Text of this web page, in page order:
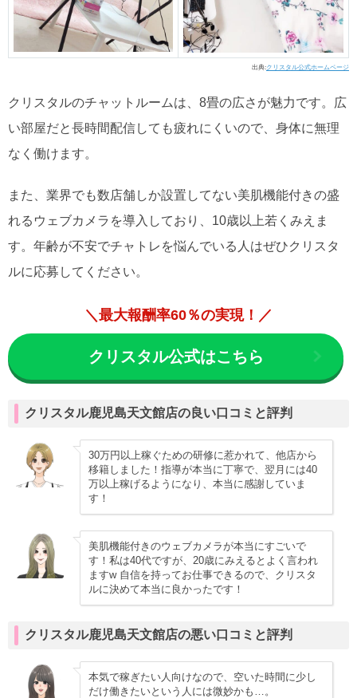
出典:クリスタル公式ホームページ
クリスタルのチャットルームは、8畳の広さが魅力です。広
い部屋だと長時間配信しても疲れにくいので、身体に無理
なく働けます。
また、業界でも数店舗しか設置してない美肌機能付きの盛
れるウェブカメラを導入しており、10歳以上若くみえま
す。年齢が不安でチャトレを悩んでいる人はぜひクリスタ
ルに応募してください。
＼最大報酬率60％の実現！／
クリスタル公式はこちら
クリスタル鹿児島天文館店の良い口コミと評判
30万円以上稼ぐための研修に惹かれて、他店から
移籍しました！指導が本当に丁寧で、翌月には40
万以上稼げるようになり、本当に感謝していま
す！
美肌機能付きのウェブカメラが本当にすごいで
す！私は40代ですが、20歳にみえるとよく言われ
ますw 自信を持ってお仕事できるので、クリスタ
ルに決めて本当に良かったです！
クリスタル鹿児島天文館店の悪い口コミと評判
本気で稼ぎたい人向けなので、空いた時間に少し
だけ働きたいという人には微妙かも…。